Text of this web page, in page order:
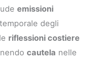
emissioni
degli
riflessioni costiere
cautela nelle